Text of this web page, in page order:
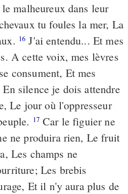
malheureux dans leur
tu foules la mer, La
16 J'ai entendu... Et mes
A cette voix, mes lèvres
consument, Et mes
silence je dois attendre
Le jour où l'oppresseur
17Car le figuier ne
ne produira rien, Le fruit
Les champs ne
Les brebis
Et il n'y aura plus de